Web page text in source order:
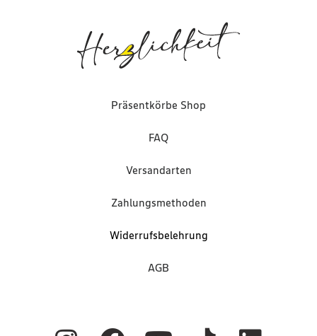
Präsentkörbe Shop
FAQ
Versandarten
Zahlungsmethoden
Widerrufsbelehrung
AGB